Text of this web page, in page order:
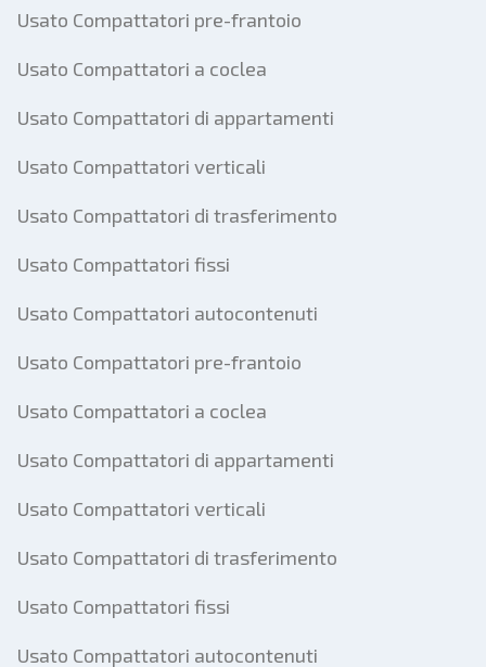
Usato Compattatori pre-frantoio
Usato Compattatori a coclea
Usato Compattatori di appartamenti
Usato Compattatori verticali
Usato Compattatori di trasferimento
Usato Compattatori fissi
Usato Compattatori autocontenuti
Usato Compattatori pre-frantoio
Usato Compattatori a coclea
Usato Compattatori di appartamenti
Usato Compattatori verticali
Usato Compattatori di trasferimento
Usato Compattatori fissi
Usato Compattatori autocontenuti